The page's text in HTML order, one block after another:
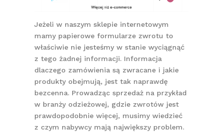
Jeżeli w naszym sklepie internetowym
mamy papierowe formularze zwrotu to
właściwie nie jesteśmy w stanie wyciągnąć
z tego żadnej informacji. Informacja
dlaczego zamówienia są zwracane i jakie
produkty obejmują, jest tak naprawdę
bezcenna. Prowadząc sprzedaż na przykład
w branży odzieżowej, gdzie zwrotów jest
prawdopodobnie więcej, musimy wiedzieć
z czym nabywcy mają największy problem.